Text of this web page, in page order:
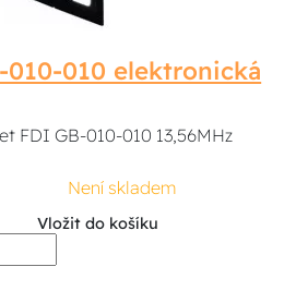
010 elektronická
FDI GB-010-010 13,56MHz
Není skladem
Vložit do košíku